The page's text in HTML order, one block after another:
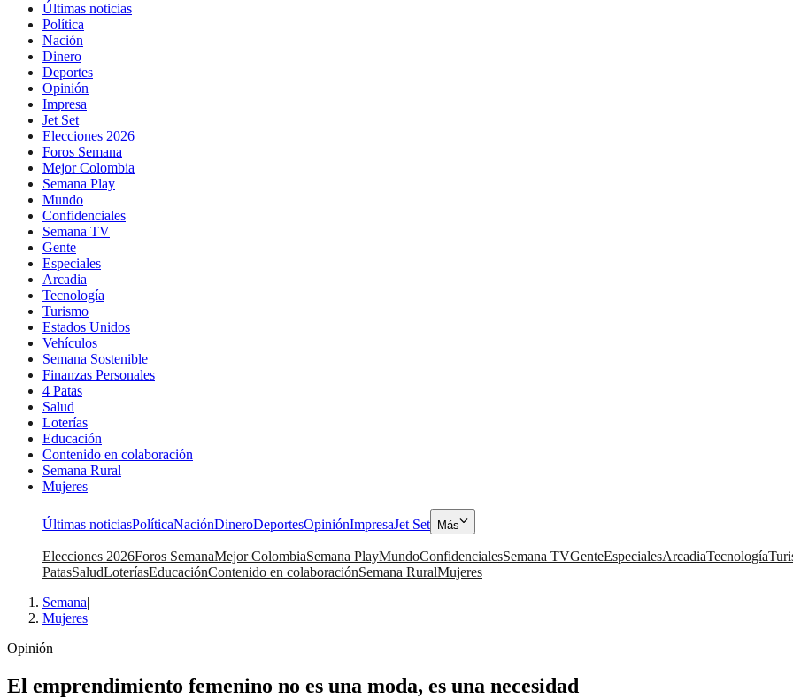
Últimas noticias
Política
Nación
Dinero
Deportes
Opinión
Impresa
Jet Set
Elecciones 2026
Foros Semana
Mejor Colombia
Semana Play
Mundo
Confidenciales
Semana TV
Gente
Especiales
Arcadia
Tecnología
Turismo
Estados Unidos
Vehículos
Semana Sostenible
Finanzas Personales
4 Patas
Salud
Loterías
Educación
Contenido en colaboración
Semana Rural
Mujeres
Últimas noticiasPolíticaNaciónDineroDeportesOpiniónImpresaJet Set Más
Elecciones 2026Foros SemanaMejor ColombiaSemana PlayMundoConfidencialesSemana TVGenteEspecialesArcadiaTecnología
PatasSaludLoteríasEducaciónContenido en colaboraciónSemana RuralMujeres
Semana|
Mujeres
Opinión
El emprendimiento femenino no es una moda, es una necesidad